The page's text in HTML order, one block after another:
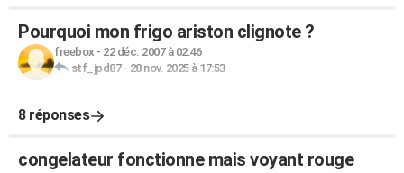
Pourquoi mon frigo ariston clignote ?
freebox - 22 déc. 2007 à 02:46
stf_jpd87- 28 nov. 2025 à 17:53
8 réponses
congelateur fonctionne mais voyant rouge